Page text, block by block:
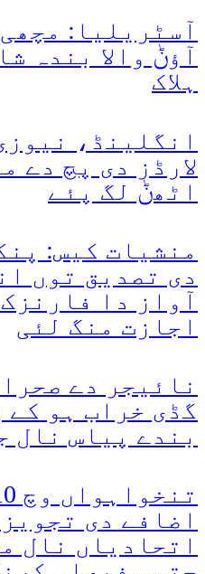
آسٹریلیا:
آؤݨ والا بندہ
ہلاک
انگلینڈ،
لارڈز دی پچ دے
اٹھݨ لگ پئے
منشیات کیس:
دی تصدیق توں
آواز دا
اجازت منگ لئی
نائیجر دے
بندے پیاس نال
اضافے دی
اتحادیاں نال